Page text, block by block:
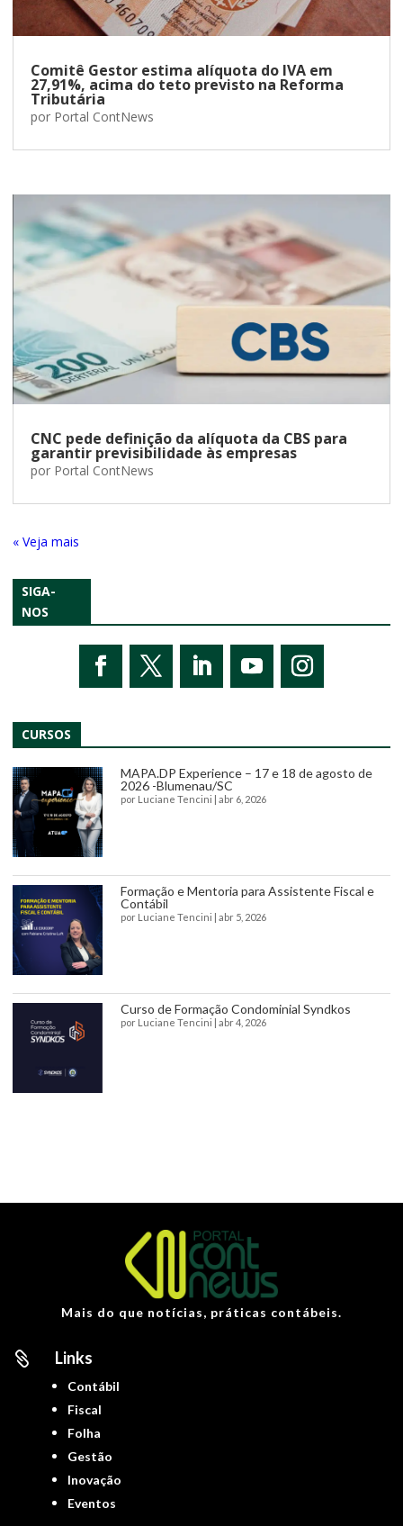
Comitê Gestor estima alíquota do IVA em
27,91%, acima do teto previsto na Reforma
Tributária
por Portal ContNews
CNC pede definição da alíquota da CBS para
garantir previsibilidade às empresas
por Portal ContNews
« Entradas Antigas
SIGA-
NOS
CURSOS
MAPA.DP Experience – 17 e 18 de agosto de
2026 -Blumenau/SC
por Luciane Tencini abr 6, 2026
Formação e Mentoria para Assistente Fiscal e
Contábil
por Luciane Tencini abr 5, 2026
Curso de Formação Condominial Syndkos
por Luciane Tencini abr 4, 2026
Mais do que notícias, práticas contábeis.
 Links
Contábil
Fiscal
Folha
Gestão
Inovação
Eventos